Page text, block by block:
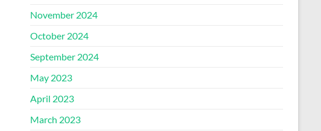
November 2024
October 2024
September 2024
May 2023
April 2023
March 2023